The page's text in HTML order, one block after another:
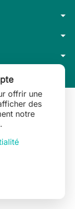
arrow_drop_down
arrow_drop_down
arrow_drop_down
offrir une
des
notre